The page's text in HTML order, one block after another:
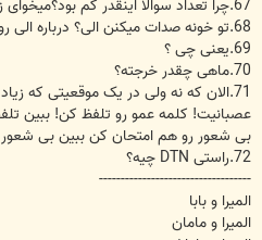
67.چرا تعداد سوالا اینقدر کم بود؟میخوای زیادش کنم؟
68.تو خونه صدات میکنن الی؟ درباره الی رو هم دیدی؟
69.یعنی چی ؟
70.ماهی چقدر خرجته؟
71.الان که نه ولی در یک موقعیتی که
عصبانیت! کلمه عمو رو تلفظ کن! ببین
بی شعور رو هم امتحان کن ببین بی شعور
72.راستی DTN چیه؟
-----------------------------------
المیرا و بابا
المیرا و مامان